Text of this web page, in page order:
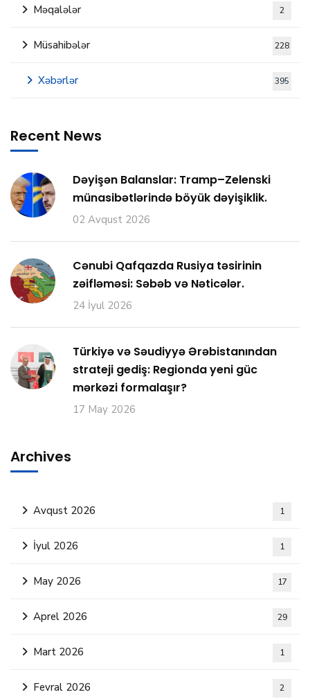
Məqalələr 2
Müsahibələr 228
Xəbərlər 395
Recent News
Dəyişən Balanslar: Tramp–Zelenski
münasibətlərində böyük dəyişiklik.
02 Avqust 2026
Cənubi Qafqazda Rusiya təsirinin
zəifləməsi: Səbəb və Nəticələr.
24 İyul 2026
Türkiyə və Səudiyyə Ərəbistanından
strateji gediş: Regionda yeni güc
mərkəzi formalaşır?
17 May 2026
Archives
Avqust 2026 1
İyul 2026 1
May 2026 17
Aprel 2026 29
Mart 2026 1
Fevral 2026 2